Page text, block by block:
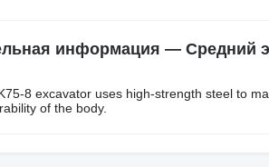
информация — Средний
8 excavator uses high-strength steel to
of the body.